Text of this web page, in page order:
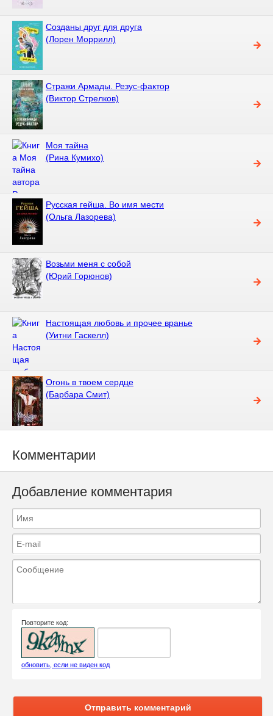
Созданы друг для друга
(Лорен Моррилл)
Стражи Армады. Резус-фактор
(Виктор Стрелков)
Моя тайна
(Рина Кумихо)
Русская гейша. Во имя мести
(Ольга Лазорева)
Возьми меня с собой
(Юрий Горюнов)
Настоящая любовь и прочее вранье
(Уитни Гаскелл)
Огонь в твоем сердце
(Барбара Смит)
Комментарии
Добавление комментария
Повторите код:
обновить, если не виден код
Отправить комментарий